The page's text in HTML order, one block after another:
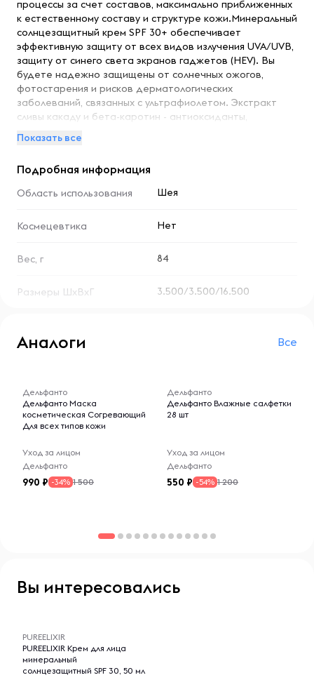
процессы за счет составов, максимально приближенных
к естественному составу и структуре кожи.Минеральный
солнцезащитный крем SPF 30+ обеспечивает
эффективную защиту от всех видов излучения UVA/UVB,
защиту от синего света экранов гаджетов (HEV). Вы
будете надежно защищены от солнечных ожогов,
фотостарения и рисков дерматологических
заболеваний, связанных с ультрафиолетом. Экстракт
сливы какаду и бета-каротин - антиоксиданты,
факторов. Нежный, легко впитывающийся и не
под макияж. Действует сразу после нанесения и
абсолютно безопасен.
Показать все
Подробная информация
Область использования Шея
Космецевтика Нет
Вес, г 84
Размеры ШхВхГ 3.500/3.500/16.500
Аналоги Все
Дельфанто
Дельфанто Маска
косметическая Согревающий
Для всех типов кожи
Уход за лицом
Дельфанто
990 -34% 1 500
Дельфанто
Дельфанто Влажные салфетки
28 шт
Уход за лицом
Дельфанто
550 -54% 1 200
Вы интересовались
PUREELIXIR
PUREELIXIR Крем для лица
минеральный
солнцезащитный SPF 30, 50 мл